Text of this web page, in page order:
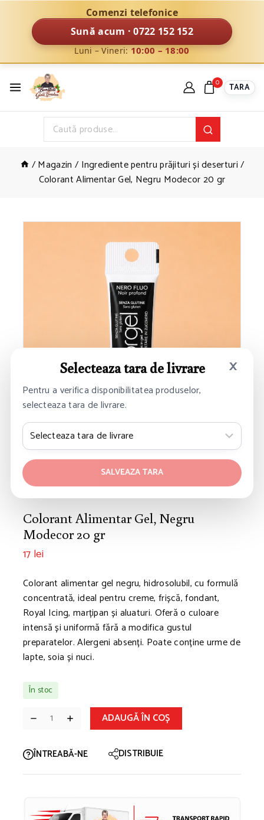
Comenzi telefonice
Sună acum · 0722 152 152
Luni – Vineri:10:00 – 18:00
0 TARA
/Magazin / Ingrediente pentru prăjituri și deserturi/
Colorant Alimentar Gel, Negru Modecor 20 gr
Colorant Alimentar Gel, Negru
Modecor 20 gr
17 lei
Colorant alimentar gel negru, hidrosolubil, cu formulă
concentrată, ideal pentru creme, frișcă, fondant,
Royal Icing, marțipan și aluaturi. Oferă o culoare
intensă și uniformă fără a modifica gustul
preparatelor. Alergeni absenți. Poate conține urme de
lapte, soia și nuci.
În stoc
ADAUGĂ ÎN COȘ
ÎNTREABĂ-NE DISTRIBUIE
×
Selecteaza tara de livrare
Pentru a verifica disponibilitatea produselor,
selecteaza tara de livrare.
SALVEAZA TARA